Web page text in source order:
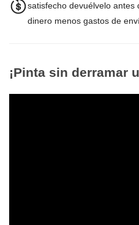
satisfecho devuélvelo
dinero menos gastos de
¡Pinta sin derramar